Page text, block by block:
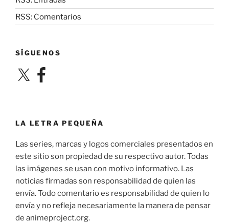
RSS: Comentarios
SÍGUENOS
X Facebook
LA LETRA PEQUEÑA
Las series, marcas y logos comerciales presentados en
este sitio son propiedad de su respectivo autor. Todas
las imágenes se usan con motivo informativo. Las
noticias firmadas son responsabilidad de quien las
envía. Todo comentario es responsabilidad de quien lo
envía y no refleja necesariamente la manera de pensar
de animeproject.org.